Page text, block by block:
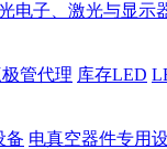
电子、激光与显示
管代理 库存LED
备 电真空器件专用